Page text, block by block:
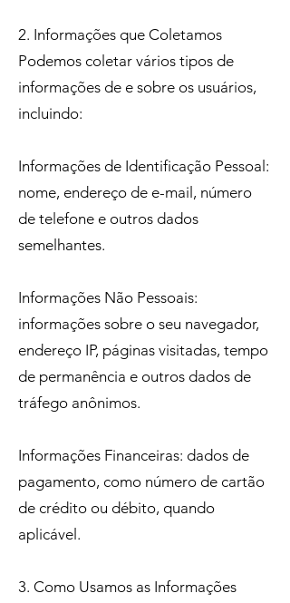
2. Informações que Coletamos
Podemos coletar vários tipos de
informações de e sobre os usuários,
incluindo:
Informações de Identificação Pessoal:
nome, endereço de e-mail, número
de telefone e outros dados
semelhantes.
Informações Não Pessoais:
informações sobre o seu navegador,
endereço IP, páginas visitadas, tempo
de permanência e outros dados de
tráfego anônimos.
Informações Financeiras: dados de
pagamento, como número de cartão
de crédito ou débito, quando
aplicável.
3. Como Usamos as Informações